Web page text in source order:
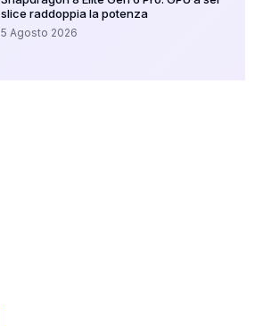
slice raddoppia la potenza
5 Agosto 2026